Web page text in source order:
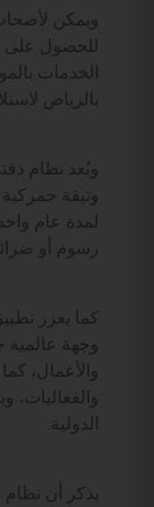
ويمكن
للحصول على
الخدمات
بالرياض
وثيقة
لمدة عام
رسوم أو
كما يعزز
وجهة عالمية
والأعمال،
والفعاليات،
الدولية.
يذكر أن نظام